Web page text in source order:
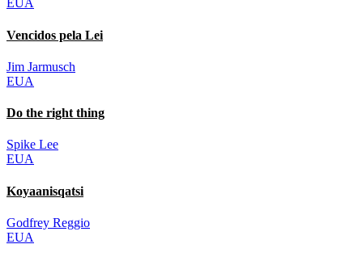
EUA
Vencidos pela Lei
Jim Jarmusch
EUA
Do the right thing
Spike Lee
EUA
Koyaanisqatsi
‎Godfrey Reggio
EUA